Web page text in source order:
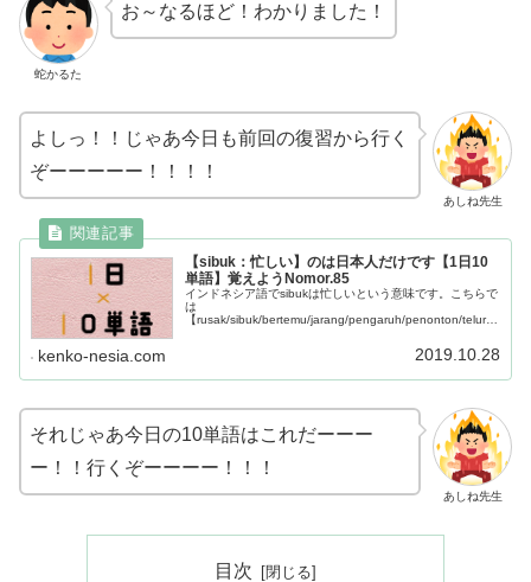
蛇かるた
お～なるほど！わかりました！
あしね先生
よしっ！！じゃあ今日も前回の復習から行く
ぞーーーーー！！！！
【sibuk：忙しい】のは日本人だけです【1日10
単語】覚えようNomor.85
インドネシア語でsibukは忙しいという意味です。こちらで
は
【rusak/sibuk/bertemu/jarang/pengaruh/penonton/telur/p
kenko-nesia.com 2019.10.28
あしね先生
それじゃあ今日の10単語はこれだーーー
ー！！行くぞーーーー！！！
目次